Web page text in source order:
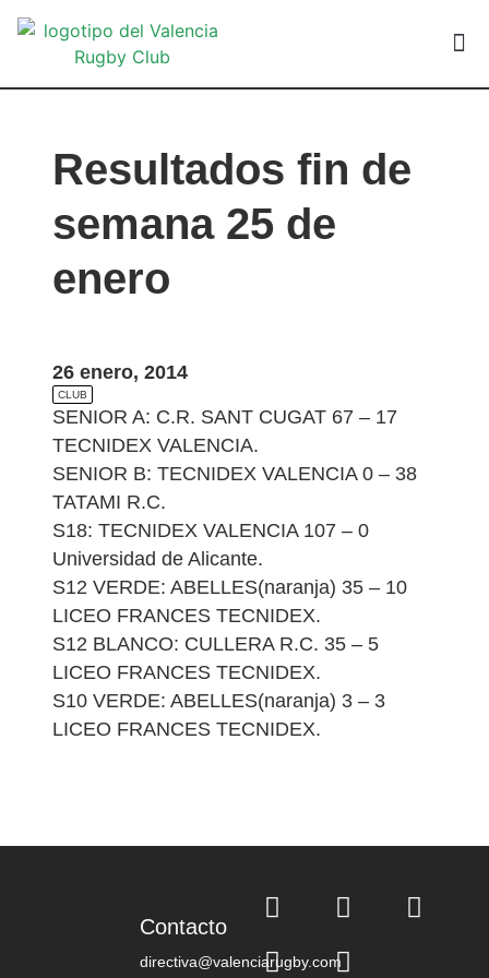
Resultados fin de
semana 25 de
enero
26 enero, 2014
CLUB
SENIOR A: C.R. SANT CUGAT 67 – 17
TECNIDEX VALENCIA.
SENIOR B: TECNIDEX VALENCIA 0 – 38
TATAMI R.C.
S18: TECNIDEX VALENCIA 107 – 0
Universidad de Alicante.
S12 VERDE: ABELLES(naranja) 35 – 10
LICEO FRANCES TECNIDEX.
S12 BLANCO: CULLERA R.C. 35 – 5
LICEO FRANCES TECNIDEX.
S10 VERDE: ABELLES(naranja) 3 – 3
LICEO FRANCES TECNIDEX.
Contacto
directiva@valenciarugby.com